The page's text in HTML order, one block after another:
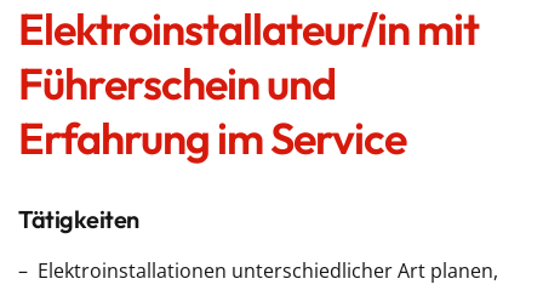
Elektroinstallateur/in mit
Führerschein und
Erfahrung im Service
Tätigkeiten
Elektroinstallationen unterschiedlicher Art planen,